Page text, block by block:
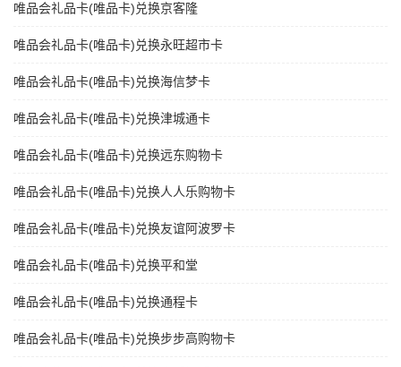
唯品会礼品卡(唯品卡)兑换京客隆
唯品会礼品卡(唯品卡)兑换永旺超市卡
唯品会礼品卡(唯品卡)兑换海信梦卡
唯品会礼品卡(唯品卡)兑换津城通卡
唯品会礼品卡(唯品卡)兑换远东购物卡
唯品会礼品卡(唯品卡)兑换人人乐购物卡
唯品会礼品卡(唯品卡)兑换友谊阿波罗卡
唯品会礼品卡(唯品卡)兑换平和堂
唯品会礼品卡(唯品卡)兑换通程卡
唯品会礼品卡(唯品卡)兑换步步高购物卡